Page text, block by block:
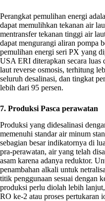
Perangkat pemulihan energi
dapat memulihkan tekanan air
mentransfer tekanan tinggi air
dapat mengurangi aliran pompa
pemulihan energi seri PX yang
USA ERI diterapkan secara luas
laut reverse osmosis, terhitung
seluruh desalinasi, dan tingkat
lebih dari 95 persen.
7. Produksi Pasca perawatan
Produksi yang didesalinasi
memenuhi standar air minum
sebagian besar indikatornya di
pra-perawatan, air yang telah
asam karena adanya reduktor.
penambahan alkali untuk
titik penggunaan sesuai dengan
produksi perlu diolah lebih
RO ke-2 atau proses pertukaran